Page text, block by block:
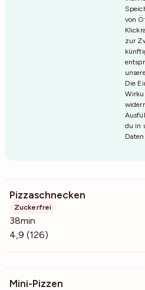
von
zur
Die
du in
Pizzaschnecken
Zuckerfrei
38min
4,9 (126)
Mini-Pizzen